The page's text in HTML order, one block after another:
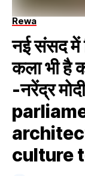
Rewa
नई संसद में
कला भी है
-नरेंद्र
culture